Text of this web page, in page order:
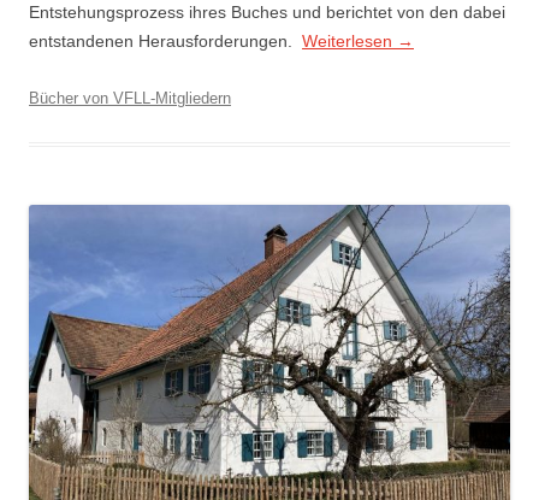
Entstehungsprozess ihres Buches und berichtet von den dabei
entstandenen Herausforderungen.
Weiterlesen →
Bücher von VFLL-Mitgliedern